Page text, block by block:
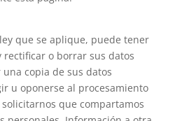
que se aplique, puede tener
rectificar o borrar sus datos
copia de sus datos
u oponerse al procesamiento
que compartamos